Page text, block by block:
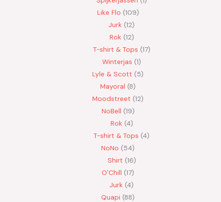
Like Flo 109
Jurk 12
Rok 12
T-shirt & Tops 17
Winterjas 1
Lyle & Scott
5
Mayoral 8
Moodstreet 12
NoBell 19
Rok 4
T-shirt & Tops 4
NoNo
54
Shirt 16
O'Chill 17
Jurk 4
Quapi 88